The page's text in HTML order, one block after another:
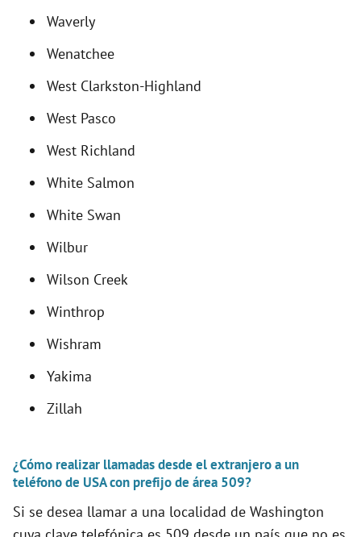
Waverly
Wenatchee
West Clarkston-Highland
West Pasco
West Richland
White Salmon
White Swan
Wilbur
Wilson Creek
Winthrop
Wishram
Yakima
Zillah
¿Cómo realizar llamadas desde el extranjero a un
teléfono de USA con prefijo de área 509?
Si se desea llamar a una localidad de Washington